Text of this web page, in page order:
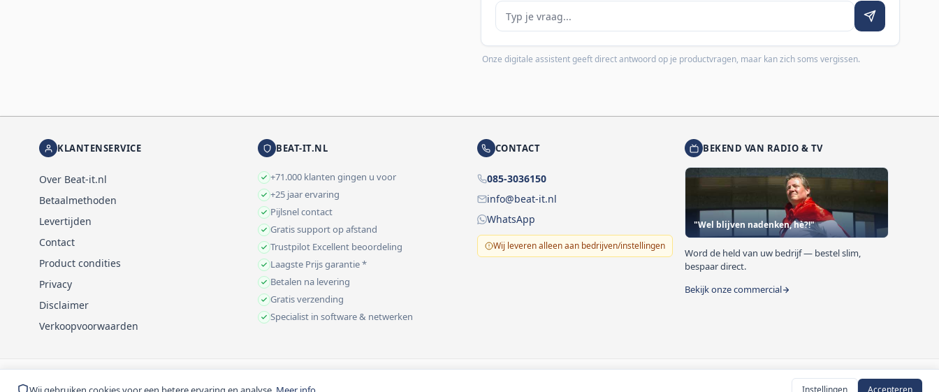
Instellingen Accepteren
Je vraag
Onze digitale assistent geeft direct antwoord op je productvragen, maar kan zich soms vergissen.
KLANTENSERVICE
Over Beat-it.nl
Betaalmethoden
Levertijden
Contact
Product condities
Privacy
Disclaimer
Verkoopvoorwaarden
BEAT-IT.NL
+71.000 klanten gingen u voor
+25 jaar ervaring
Pijlsnel contact
Gratis support op afstand
Trustpilot Excellent beoordeling
Laagste Prijs garantie *
Betalen na levering
Gratis verzending
Specialist in software & netwerken
CONTACT
085-3036150
info@beat-it.nl
WhatsApp
Wij leveren alleen aan bedrijven/instellingen
BEKEND VAN RADIO & TV
"Wel blijven nadenken, hè?!"
Word de held van uw bedrijf — bestel slim,
bespaar direct.
Bekijk onze commercial
© 1999-2026 Beat-it.nl. Vermelde prijzen zijn excl. BTW tenzij anders vermeld.